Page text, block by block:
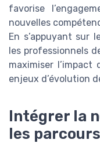
favorise
nouvelles
En s’appuyant sur
les professionnels
maximiser
enjeux d’évolution
Intégrer la
les